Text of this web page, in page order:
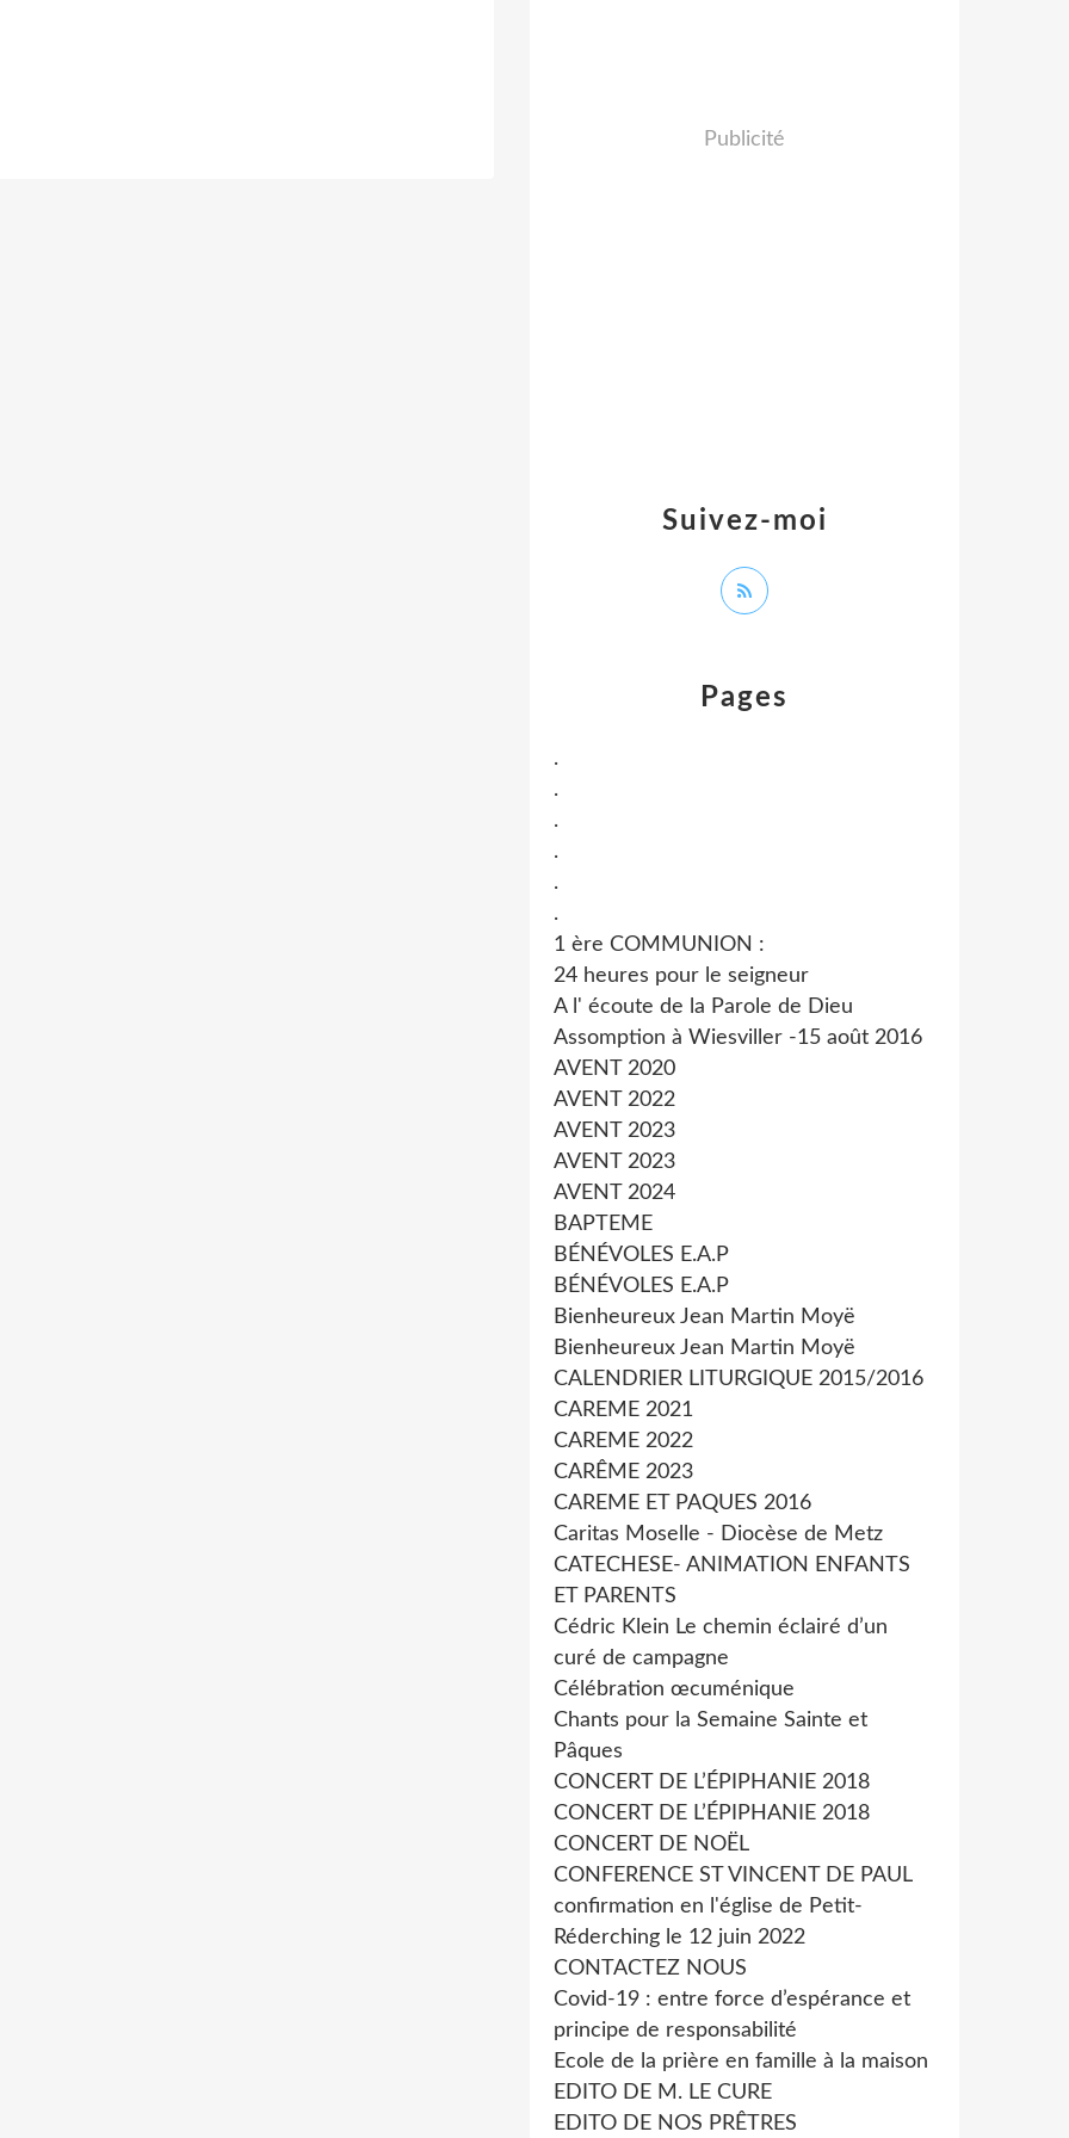
Pages
.
.
.
.
.
.
1 ère COMMUNION :
24 heures pour le seigneur
A l' écoute de la Parole de Dieu
Assomption à Wiesviller -15 août 2016
AVENT 2020
AVENT 2022
AVENT 2023
AVENT 2023
AVENT 2024
BAPTEME
BÉNÉVOLES E.A.P
BÉNÉVOLES E.A.P
Bienheureux Jean Martin Moyë
Bienheureux Jean Martin Moyë
CALENDRIER LITURGIQUE 2015/2016
CAREME 2021
CAREME 2022
CARÊME 2023
CAREME ET PAQUES 2016
Caritas Moselle - Diocèse de Metz
CATECHESE- ANIMATION ENFANTS
ET PARENTS
Cédric Klein Le chemin éclairé d’un
curé de campagne
Célébration œcuménique
Chants pour la Semaine Sainte et
Pâques
CONCERT DE L’ÉPIPHANIE 2018
CONCERT DE L’ÉPIPHANIE 2018
CONCERT DE NOËL
CONFERENCE ST VINCENT DE PAUL
confirmation en l'église de Petit-
Réderching le 12 juin 2022
CONTACTEZ NOUS
Covid-19 : entre force d’espérance et
principe de responsabilité
Ecole de la prière en famille à la maison
EDITO DE M. LE CURE
EDITO DE NOS PRÊTRES
Suivez-moi
Publicité